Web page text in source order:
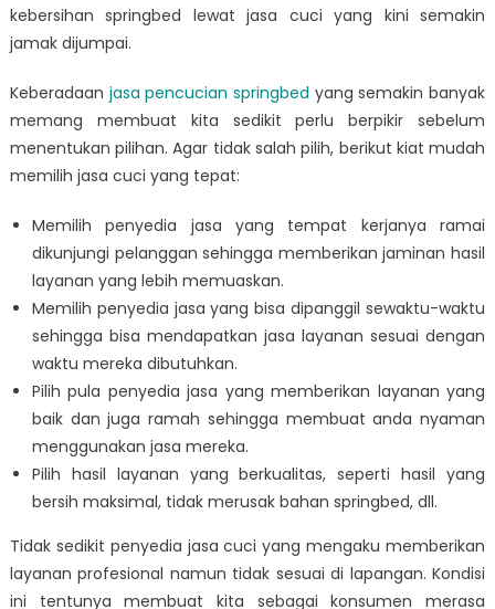
kebersihan springbed lewat jasa cuci yang kini semakin
jamak dijumpai.
Keberadaan jasa pencucian springbed yang semakin banyak
memang membuat kita sedikit perlu berpikir sebelum
menentukan pilihan. Agar tidak salah pilih, berikut kiat mudah
memilih jasa cuci yang tepat:
Memilih penyedia jasa yang tempat kerjanya ramai
dikunjungi pelanggan sehingga memberikan jaminan hasil
layanan yang lebih memuaskan.
Memilih penyedia jasa yang bisa dipanggil sewaktu-waktu
sehingga bisa mendapatkan jasa layanan sesuai dengan
waktu mereka dibutuhkan.
Pilih pula penyedia jasa yang memberikan layanan yang
baik dan juga ramah sehingga membuat anda nyaman
menggunakan jasa mereka.
Pilih hasil layanan yang berkualitas, seperti hasil yang
bersih maksimal, tidak merusak bahan springbed, dll.
Tidak sedikit penyedia jasa cuci yang mengaku memberikan
layanan profesional namun tidak sesuai di lapangan. Kondisi
ini tentunya membuat kita sebagai konsumen merasa